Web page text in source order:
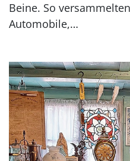
Beine. So
Automobile,…